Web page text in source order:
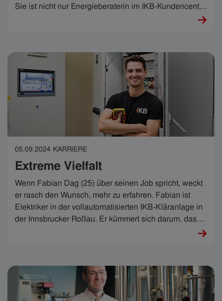
Sie ist nicht nur Energieberaterin im IKB-Kundencenter
haben, die Stromrechnung zu bezahlen – und sie sagt:
„Es ist richtig schön, helfen zu können.“
05.09.2024 KARRIERE
Extreme Vielfalt
Wenn Fabian Dag (25) über seinen Job spricht, weckt
er rasch den Wunsch, mehr zu erfahren. Fabian ist
Elektriker in der vollautomatisierten IKB-Kläranlage in
der Innsbrucker Roßau. Er kümmert sich darum, dass
sie rund läuft - rund um die Uhr. „Ohne Elektrik geht da